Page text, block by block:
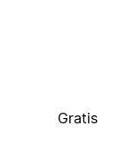
Gratis